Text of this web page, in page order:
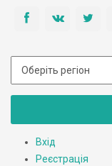
Вхід
Реєстрація